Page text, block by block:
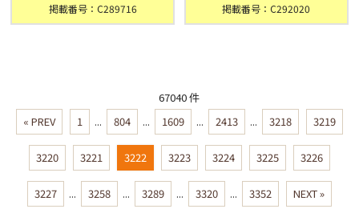
掲載番号：C289716 掲載番号：C292020
67040 件
« PREV
1 ... 804 ... 1609 ... 2413 ... 3218 3219
3220 3221 3222 3223 3224 3225 3226
3227 ... 3258 ... 3289 ... 3320 ... 3352 NEXT »